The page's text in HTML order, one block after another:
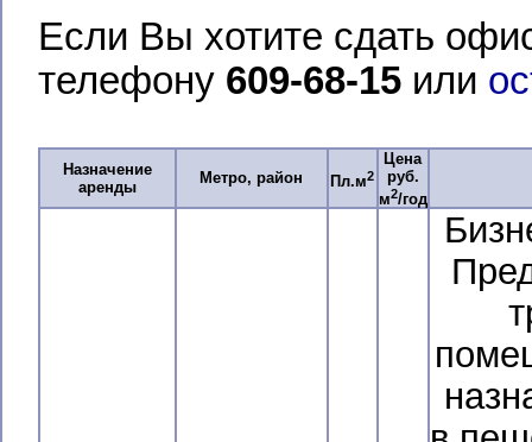
Если Вы хотите сдать
телефону 609-68-15 или
Назначение
аренды
Метро, район Пл.м2
Цена
руб.
м2/год